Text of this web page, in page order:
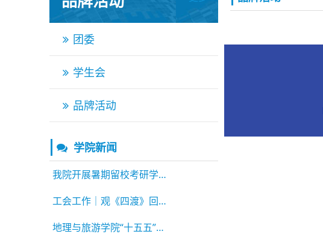
团委
学生会
品牌活动
学院新闻
我院开展暑期留校考研学生慰问活动
工会工作｜观《四渡》回望长征路 庆建党105周
地理与旅游学院“十五五”高质量发展论坛顺利举